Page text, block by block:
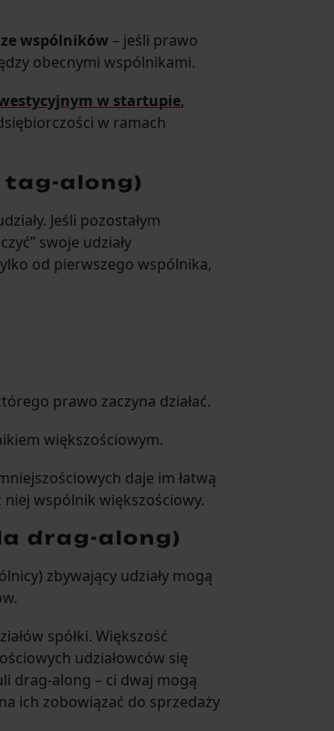
wspólników – jeśli prawo
obecnymi wspólnikami.
w startupie,
w ramach
tag-along)
Jeśli pozostałym
swoje udziały
od pierwszego wspólnika,
prawo zaczyna działać.
większościowym.
daje im łatwą
niej wspólnik większościowy.
drag-along)
zbywający udziały mogą
spółki. Większość
udziałowców się
drag-along – ci dwaj mogą
ich zobowiązać do sprzedaży